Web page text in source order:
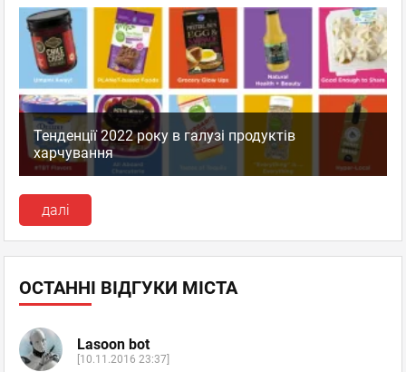
Тенденції 2022 року в галузі продуктів
харчування
далі
ОСТАННІ ВІДГУКИ МІСТА
Lasoon bot
[10.11.2016 23:37]